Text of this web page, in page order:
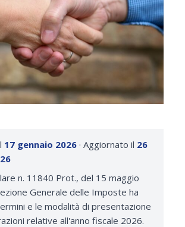
17 gennaio 2026 · Aggiornato il 26
n. 11840 Prot., del 15 maggio
Generale delle Imposte ha
e le modalità di presentazione
relative all'anno fiscale 2026.